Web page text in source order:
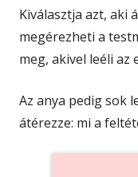
Kiválasztja azt, aki
megérezheti a
meg, akivel leéli az
Az anya pedig sok
átérezze: mi a